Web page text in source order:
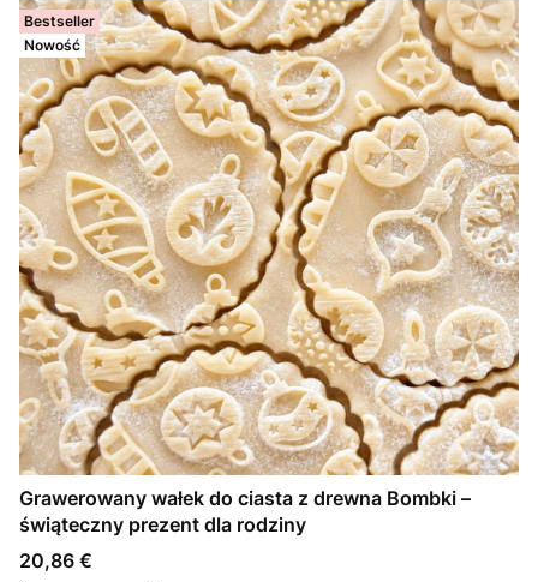
Bestseller
Nowość
Grawerowany wałek do ciasta z drewna Bombki –
świąteczny prezent dla rodziny
Cena
20,86 €